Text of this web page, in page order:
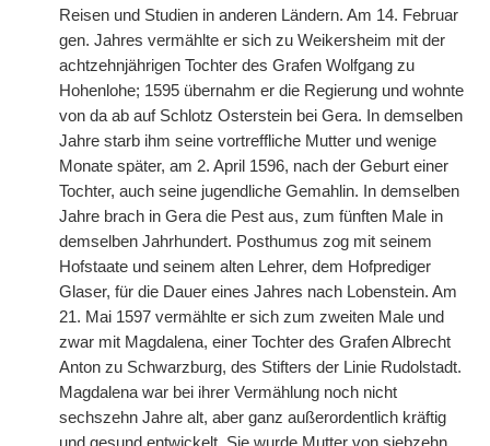
Reisen und Studien in anderen Ländern. Am 14. Februar
gen. Jahres vermählte er sich zu Weikersheim mit der
achtzehnjährigen Tochter des Grafen Wolfgang zu
Hohenlohe; 1595 übernahm er die Regierung und wohnte
von da ab auf Schlotz Osterstein bei Gera. In demselben
Jahre starb ihm seine vortreffliche Mutter und wenige
Monate später, am 2. April 1596, nach der Geburt einer
Tochter, auch seine jugendliche Gemahlin. In demselben
Jahre brach in Gera die Pest aus, zum fünften Male in
demselben Jahrhundert. Posthumus zog mit seinem
Hofstaate und seinem alten Lehrer, dem Hofprediger
Glaser, für die Dauer eines Jahres nach Lobenstein. Am
21. Mai 1597 vermählte er sich zum zweiten Male und
zwar mit Magdalena, einer Tochter des Grafen Albrecht
Anton zu Schwarzburg, des Stifters der Linie Rudolstadt.
Magdalena war bei ihrer Vermählung noch nicht
sechszehn Jahre alt, aber ganz außerordentlich kräftig